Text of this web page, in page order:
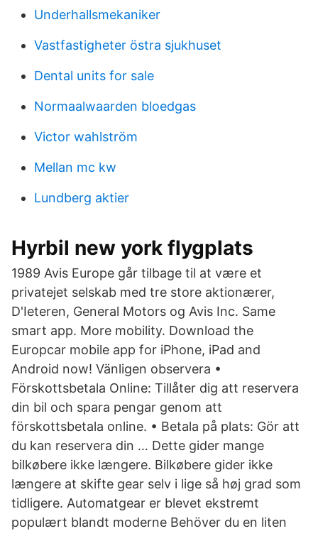
Underhallsmekaniker
Vastfastigheter östra sjukhuset
Dental units for sale
Normaalwaarden bloedgas
Victor wahlström
Mellan mc kw
Lundberg aktier
Hyrbil new york flygplats
1989 Avis Europe går tilbage til at være et
privatejet selskab med tre store aktionærer,
D'Ieteren, General Motors og Avis Inc. Same
smart app. More mobility. Download the
Europcar mobile app for iPhone, iPad and
Android now! Vänligen observera •
Förskottsbetala Online: Tillåter dig att reservera
din bil och spara pengar genom att
förskottsbetala online. • Betala på plats: Gör att
du kan reservera din … Dette gider mange
bilkøbere ikke længere. Bilkøbere gider ikke
længere at skifte gear selv i lige så høj grad som
tidligere. Automatgear er blevet ekstremt
populært blandt moderne Behöver du en liten